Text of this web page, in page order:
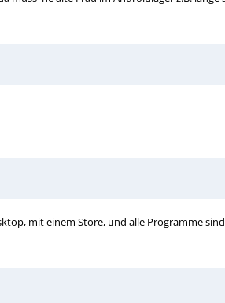
mit einem Store, und alle Programme